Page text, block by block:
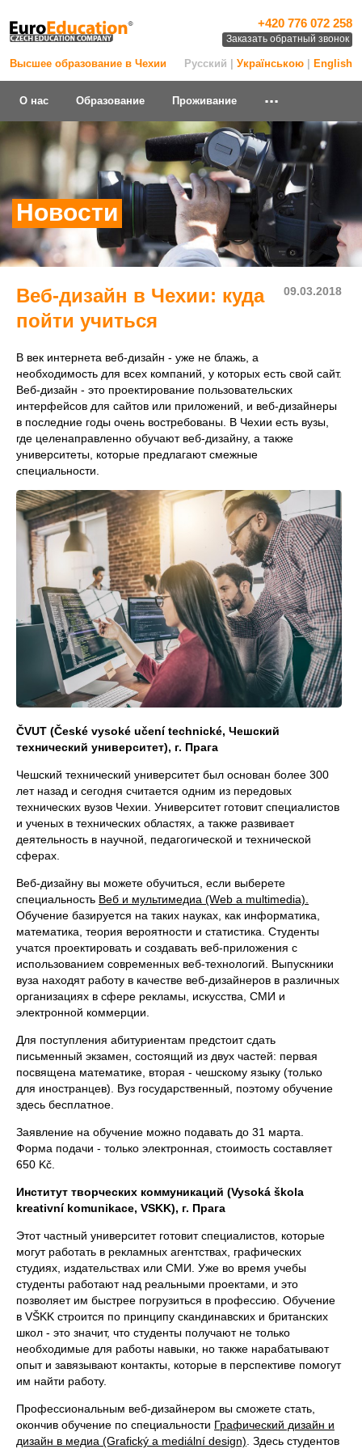
Высшее образование в Чехии
+420 776 072 258
Заказать обратный звонок
Русский | Українською English
О нас Образование Проживание ...
Новости
09.03.2018
Веб-дизайн в Чехии: куда
пойти учиться
В век интернета веб-дизайн - уже не блажь, а
необходимость для всех компаний, у которых есть свой сайт.
Веб-дизайн - это проектирование пользовательских
интерфейсов для сайтов или приложений, и веб-дизайнеры
в последние годы очень востребованы. В Чехии есть вузы,
где целенаправленно обучают веб-дизайну, а также
университеты, которые предлагают смежные
специальности.
ČVUT (České vysoké učení technické, Чешский
технический университет), г. Прага
Чешский технический университет был основан более 300
лет назад и сегодня считается одним из передовых
технических вузов Чехии. Университет готовит специалистов
и ученых в технических областях, а также развивает
деятельность в научной, педагогической и технической
сферах.
Веб-дизайну вы можете обучиться, если выберете
специальность Веб и мультимедиа (Web a multimedia).
Обучение базируется на таких науках, как информатика,
математика, теория вероятности и статистика. Студенты
учатся проектировать и создавать веб-приложения с
использованием современных веб-технологий. Выпускники
вуза находят работу в качестве веб-дизайнеров в различных
организациях в сфере рекламы, искусства, СМИ и
электронной коммерции.
Для поступления абитуриентам предстоит сдать
письменный экзамен, состоящий из двух частей: первая
посвящена математике, вторая - чешскому языку (только
для иностранцев). Вуз государственный, поэтому обучение
здесь бесплатное.
Заявление на обучение можно подавать до 31 марта.
Форма подачи - только электронная, стоимость составляет
650 Kč.
Институт творческих коммуникаций (Vysoká škola
kreativní komunikace, VSKK), г. Прага
Этот частный университет готовит специалистов, которые
могут работать в рекламных агентствах, графических
студиях, издательствах или СМИ. Уже во время учебы
студенты работают над реальными проектами, и это
позволяет им быстрее погрузиться в профессию. Обучение
в VŠKK строится по принципу скандинавских и британских
школ - это значит, что студенты получают не только
необходимые для работы навыки, но также нарабатывают
опыт и завязывают контакты, которые в перспективе помогут
им найти работу.
Профессиональным веб-дизайнером вы сможете стать,
окончив обучение по специальности Графический дизайн и
дизайн в медиа (Grafický a mediální design) . Здесь студентов